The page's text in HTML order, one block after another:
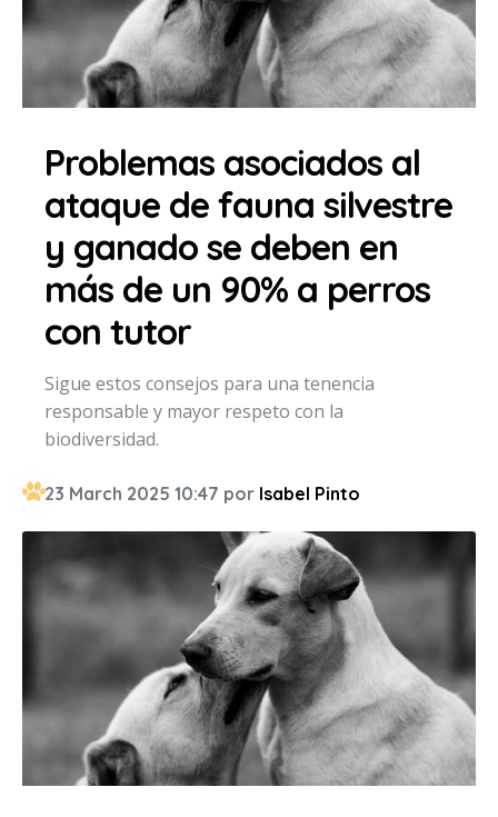
Problemas asociados al
ataque de fauna silvestre
y ganado se deben en
más de un 90% a perros
con tutor
Sigue estos consejos para una tenencia
responsable y mayor respeto con la
biodiversidad.
23 March 2025 10:47 por Isabel Pinto